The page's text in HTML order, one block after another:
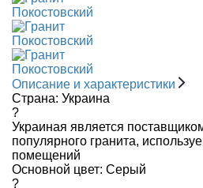
Описание и характеристики
Страна: Украина
?
Украиная является
популярного гранита,
помещений
Основной цвет: Серый
?